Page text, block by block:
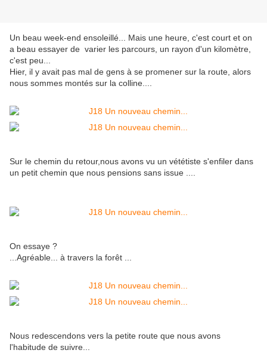
Un beau week-end ensoleillé... Mais une heure, c'est court et on
a beau essayer de varier les parcours, un rayon d'un kilomètre,
c'est peu...
Hier, il y avait pas mal de gens à se promener sur la route, alors
nous sommes montés sur la colline....
Sur le chemin du retour,nous avons vu un vététiste s'enfiler dans
un petit chemin que nous pensions sans issue ....
On essaye ?
...Agréable... à travers la forêt ...
Nous redescendons vers la petite route que nous avons
l'habitude de suivre...